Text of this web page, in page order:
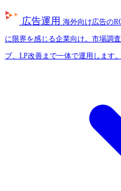
広告運用 海外向け広告の
に限界を感じる企業向け。市場調
ブ、LP改善まで一体で運用します。